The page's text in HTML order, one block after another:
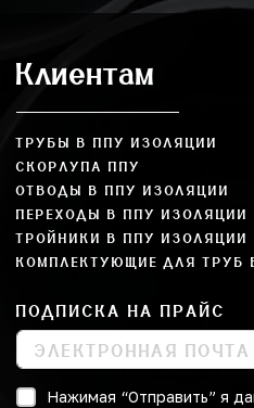
Клиентам
ТРУБЫ В ППУ ИЗОЛЯЦИИ
СКОРЛУПА ППУ
ОТВОДЫ В ППУ ИЗОЛЯЦИИ
ПЕРЕХОДЫ В ППУ ИЗОЛЯЦИИ
ТРОЙНИКИ В ППУ ИЗОЛЯЦИИ
КОМПЛЕКТУЮЩИЕ ДЛЯ ТРУБ
ПОДПИСКА НА ПРАЙС
Нажимая “Отправить” я